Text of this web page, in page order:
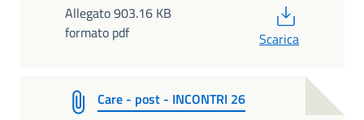
Allegato 903.16 KB
formato pdf
Scarica
Care - post - INCONTRI 26